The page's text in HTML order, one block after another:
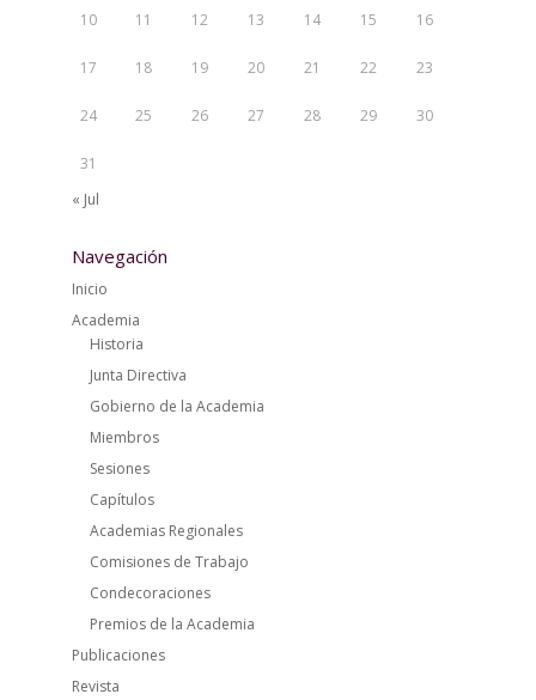
10 11 12 13 14 15 16
17 18 19 20 21 22 23
24 25 26 27 28 29 30
31
« Jul
Navegación
Inicio
Academia
Historia
Junta Directiva
Gobierno de la Academia
Miembros
Sesiones
Capítulos
Academias Regionales
Comisiones de Trabajo
Condecoraciones
Premios de la Academia
Publicaciones
Revista